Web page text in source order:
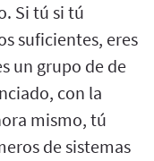
Si tú si tú
suficientes, eres
un grupo de de
con la
mismo, tú
de sistemas